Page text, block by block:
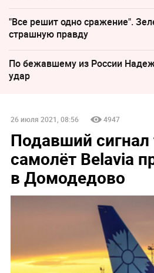
"Все решит одно сражение".
страшную правду
По бежавшему из России
удар
26 июля 2021, 08:56 4947
Подавший сигнал
самолёт Belavia
в Домодедово